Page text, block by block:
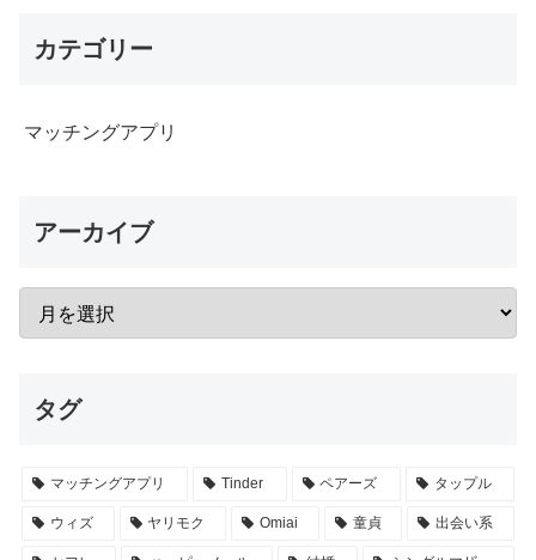
カテゴリー
マッチングアプリ
アーカイブ
タグ
マッチングアプリ Tinder ペアーズ タップル
ウィズ ヤリモク Omiai 童貞 出会い系